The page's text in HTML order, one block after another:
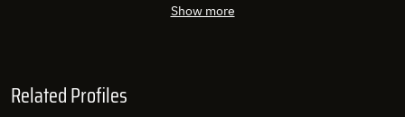
Show more
Related Profiles